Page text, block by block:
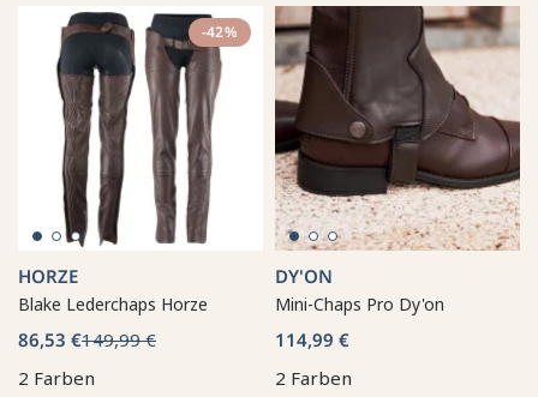
-42%
HORZE
Blake Lederchaps Horze
86,53 €149,99 €
2 Farben
DY'ON
Mini-Chaps Pro Dy'on
114,99 €
2 Farben